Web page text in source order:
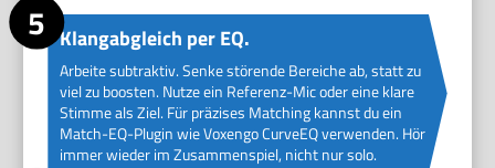
Klangabgleich per EQ.
Arbeite subtraktiv. Senke störende Bereiche ab, statt zu
viel zu boosten. Nutze ein Referenz-Mic oder eine klare
Stimme als Ziel. Für präzises Matching kannst du ein
Match-EQ-Plugin wie Voxengo CurveEQ verwenden. Hör
immer wieder im Zusammenspiel, nicht nur solo.